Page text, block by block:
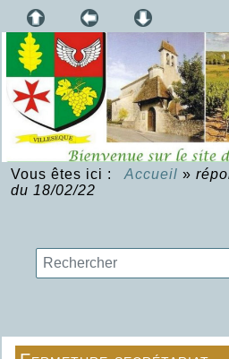
Vous êtes ici : Accueil »
du 18/02/22